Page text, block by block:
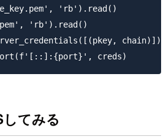
'rb').read()
'rb').read()
chain)])
てみる